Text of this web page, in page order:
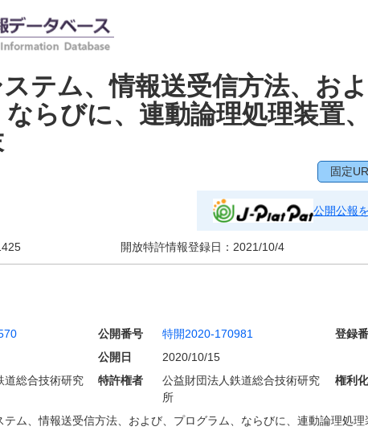
テム、情報送受信方法、およ
らびに、連動論理処理装置
固定
公開公報
開放特許情報登録日： 2021/10/4
公開番号 特開2020-170981 登録
公開日
2020/10/15
道総合技術研究
特許権者
公益財団法人鉄道総合技術研究
所
権利
テム、情報送受信方法、および、プログラム、ならびに、連動論理処